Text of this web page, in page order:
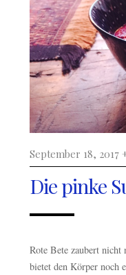
September 18, 2017
Die pinke
Rote Bete zaubert nicht
bietet den Körper noch